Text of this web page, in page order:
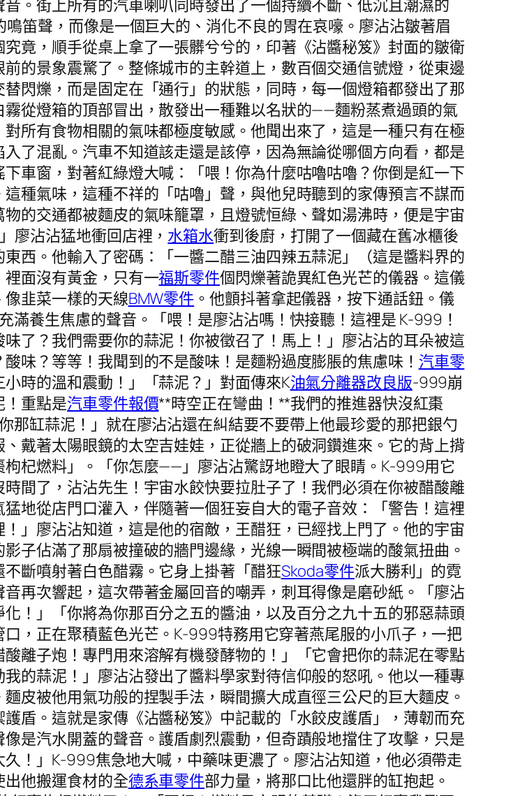
。街上所有的汽車喇叭同時發出了一個持續不斷、低沉且潮濕的
笛聲，而像是一個巨大的、消化不良的胃在哀嚎。廖沾沾皺著眉
竟，順手從桌上拿了一張髒兮兮的，印著《沾醬秘笈》封面的皺衛
的景象震驚了。整條城市的主幹道上，數百個交通信號燈，從東邊
閃爍，而是固定在「通行」的狀態，同時，每一個燈箱都發出了那
從燈箱的頂部冒出，散發出一種難以名狀的——麵粉蒸煮過頭的氣
所有食物相關的氣味都極度敏感。他聞出來了，這是一種只有在極
了混亂。汽車不知道該走還是該停，因為無論從哪個方向看，都是
車窗，對著紅綠燈大喊：「喂！你為什麼咕嚕咕嚕？你倒是紅一下
種氣味，這種不祥的「咕嚕」聲，與他兒時聽到的家傳預言不謀而
的交通都被麵皮的氣味籠罩，且燈號恒綠、聲如湯沸時，便是宇宙
廖沾沾猛地衝回店裡， 水箱水衝到後廚，打開了一個藏在舊冰櫃後
西。他輸入了密碼：「一醬二醋三油四辣五蒜泥」（這是醬料界的
面沒有黃金，只有一福斯零件個閃爍著詭異紅色光芒的儀器。這儀
韭菜一樣的天線BMW零件 。他顫抖著拿起儀器，按下通話鈕。儀
養生焦慮的聲音。「喂！是廖沾沾嗎！快接聽！這裡是 K-999！
了？我們需要你的蒜泥！你被徵召了！馬上！」廖沾沾的耳朵被這
味？等等！我聞到的不是酸味！是麵粉過度膨脹的焦慮味！ 汽車零
時的溫和震動！」「蒜泥？」對面傳來K油氣分離器改良版-999崩
！重點是汽車零件報價**時空正在彎曲！**我們的推進器快沒紅棗
缸蒜泥！」就在廖沾沾還在糾結要不要帶上他最珍愛的那把銀勺
戴著太陽眼鏡的太空吉娃娃，正從牆上的破洞鑽進來。它的背上揹
杞燃料」。「你怎麼——」廖沾沾驚訝地瞪大了眼睛。K-999用它
間了，沾沾先生！宇宙水餃快要拉肚子了！我們必須在你被醋酸離
地從店門口灌入，伴隨著一個狂妄自大的電子音效：「警告！這裡
」廖沾沾知道，這是他的宿敵，王醋狂，已經找上門了。他的宇宙
子佔滿了那扇被撞破的牆門邊緣，光線一瞬間被極端的酸氣扭曲。
斷噴射著白色醋霧。它身上掛著「醋狂Skoda零件派大勝利」的霓
再次響起，這次帶著金屬回音的嘲弄，刺耳得像是磨砂紙。「廖沾
！」「你將為你那百分之五的醬油，以及百分之九十五的邪惡蒜頭
，正在聚積藍色光芒。K-999特務用它穿著燕尾服的小爪子，一把
離子炮！專門用來溶解有機發酵物的！」「它會把你的蒜泥在零點
的蒜泥！」廖沾沾發出了醬料學家對待信仰般的怒吼。他以一種專
皮被他用氣功般的捏製手法，瞬間擴大成直徑三公尺的巨大麵皮。
盾。這就是家傳《沾醬秘笈》中記載的「水餃皮護盾」，薄韌而充
是汽水開蓋的聲音。護盾劇烈震動，但奇蹟般地擋住了攻擊，只是
！」K-999焦急地大喊，中藥味更濃了。廖沾沾知道，他必須帶走
他搬運食材的全德系車零件部力量，將那口比他還胖的缸抱起。